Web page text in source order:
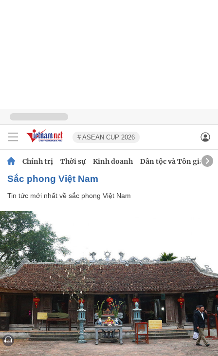
# ASEAN CUP 2026
Chính trị Thời sự Kinh doanh Dân tộc và Tôn giáo
sắc phong Việt Nam
Tin tức mới nhất về sắc phong Việt Nam